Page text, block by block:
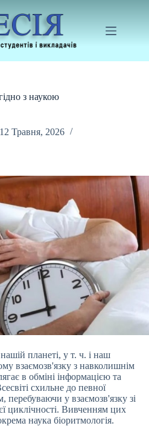
з наукою
12 Травня, 2026
планеті, у т. ч. і наш
взаємозв'язку з навколишнім
в обміні інформацією та
схильне до певної
перебуваючи у взаємозв'язку зі
циклічності. Вивченням цих
наука біоритмологія.